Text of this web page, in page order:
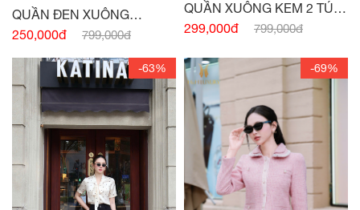
QUẦN ĐEN XUÔNG
NHUNG TĂM
250,000đ 799,000đ
QUẦN XUÔNG KEM 2 TÚI
TRƯỚC
299,000đ 799,000đ
-63% -69%